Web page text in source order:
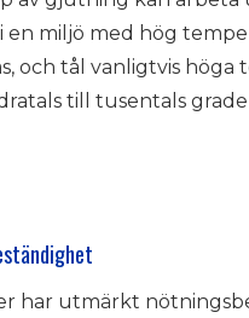
en miljö med hög
och tål vanligtvis
till tusentals
har utmärkt